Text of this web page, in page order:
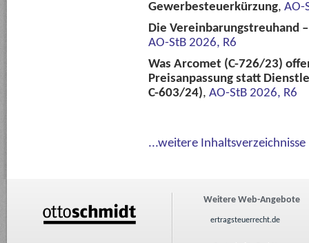
Gewerbesteuerkürzung, AO-
Die Vereinbarungstreuhand
AO-StB 2026, R6
Was Arcomet (C-726/23)
Preisanpassung statt
C-603/24), AO-StB 2026, R6
...weitere Inhaltsverzeichnisse
Weitere Web-Angebote
ertragsteuerrecht.de